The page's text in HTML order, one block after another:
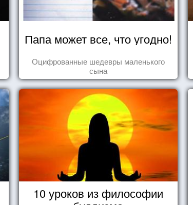
Папа может все, что угодно!
Оцифрованные шедевры маленького
сына
10 уроков из философии